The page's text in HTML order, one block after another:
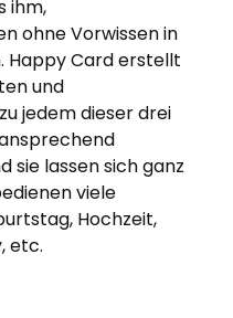
ihm,
ohne Vorwissen in
Happy Card erstellt
und
jedem dieser drei
sie lassen sich ganz
viele
Hochzeit,
etc.